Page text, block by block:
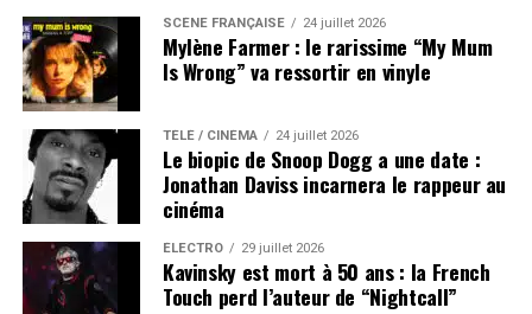
SCÈNE FRANÇAISE 24 juillet 2026
Mylène Farmer : le rarissime “My Mum
Is Wrong” va ressortir en vinyle
TÉLÉ / CINÉMA 24 juillet 2026
Le biopic de Snoop Dogg a une date :
Jonathan Daviss incarnera le rappeur au
cinéma
ÉLECTRO 29 juillet 2026
Kavinsky est mort à 50 ans : la French
Touch perd l’auteur de “Nightcall”